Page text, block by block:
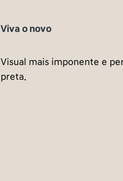
Viva o novo
Visual mais imponente e
preta.